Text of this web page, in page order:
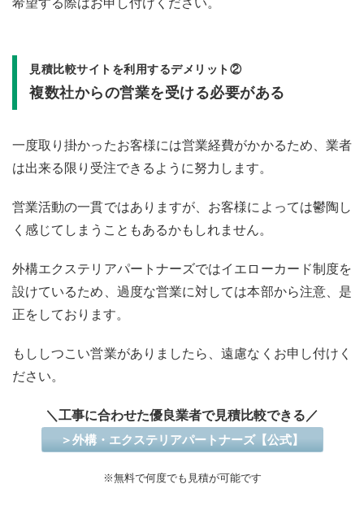
見積比較サイトを利用するデメリット②
複数社からの営業を受ける必要がある
一度取り掛かったお客様には営業経費がかかるため、業者
は出来る限り受注できるように努力します。
営業活動の一貫ではありますが、お客様によっては鬱陶し
く感じてしまうこともあるかもしれません。
外構エクステリアパートナーズではイエローカード制度を
設けているため、過度な営業に対しては本部から注意、是
正をしております。
もししつこい営業がありましたら、遠慮なくお申し付けく
ださい。
＼工事に合わせた優良業者で見積比較できる／
＞外構・エクステリアパートナーズ【公式】
※無料で何度でも見積が可能です